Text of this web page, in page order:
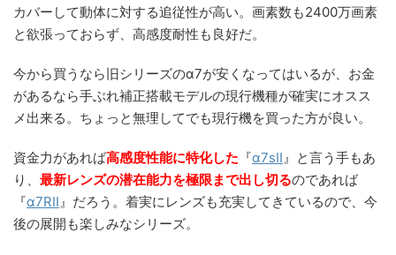
カバーして動体に対する追従性が高い。画素数も2400万画素
と欲張っておらず、高感度耐性も良好だ。
今から買うなら旧シリーズのα7が安くなってはいるが、お金
があるなら手ぶれ補正搭載モデルの現行機種が確実にオスス
メ出来る。ちょっと無理してでも現行機を買った方が良い。
資金力があれば高感度性能に特化した 『α7sII』と言う手もあ
り、 最新レンズの潜在能力を極限まで出し切るのであれば
『α7RII』だろう。着実にレンズも充実してきているので、今
後の展開も楽しみなシリーズ。